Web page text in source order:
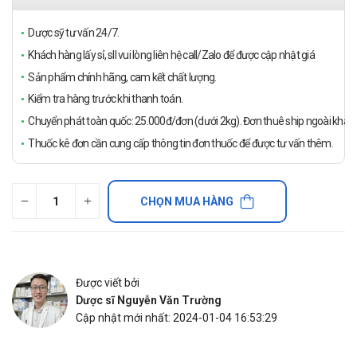
Dược sỹ tư vấn 24/7.
Khách hàng lấy sỉ, sll vui lòng liên hệ call/Zalo để được cập nhật giá
Sản phẩm chính hãng, cam kết chất lượng.
Kiểm tra hàng trước khi thanh toán.
Chuyển phát toàn quốc: 25.000đ/đơn (dưới 2kg). Đơn thuê ship ngoài
Thuốc kê đơn cần cung cấp thông tin đơn thuốc để được tư vấn thêm.
CHỌN MUA HÀNG
Được viết bởi
Dược sĩ Nguyễn Văn Trường
Cập nhật mới nhất: 2024-01-04 16:53:29